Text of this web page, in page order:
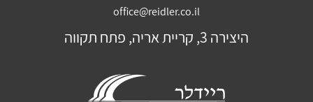
office@reidler.co.il
היצירה 3, קריית אריה, פתח תקווה